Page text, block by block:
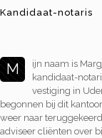
Kandidaat-notaris
M
ijn naam is
kandidaat-
vestiging in
begonnen bij dit
weer naar
adviseer cliënten over